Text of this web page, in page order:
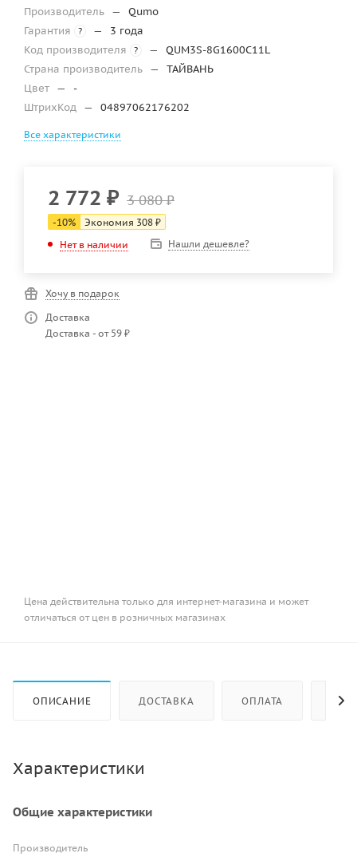
Производитель —
Qumo
Гарантия
? —
3 года
Код производителя
? —
QUM3S-8G1600C11L
Страна производитель —
ТАЙВАНЬ
Цвет —
-
ШтрихКод — 04897062176202
Все характеристики
2 772 ₽ 3 080₽
-10% Экономия 308 ₽
Нет в наличии
Нашли дешевле?
Хочу в подарок
Доставка
Доставка - от 59 ₽
Цена действительна только для интернет-магазина и может
отличаться от цен в розничных магазинах
ОПИСАНИЕ ДОСТАВКА ОПЛАТА
Характеристики
Общие характеристики
Производитель